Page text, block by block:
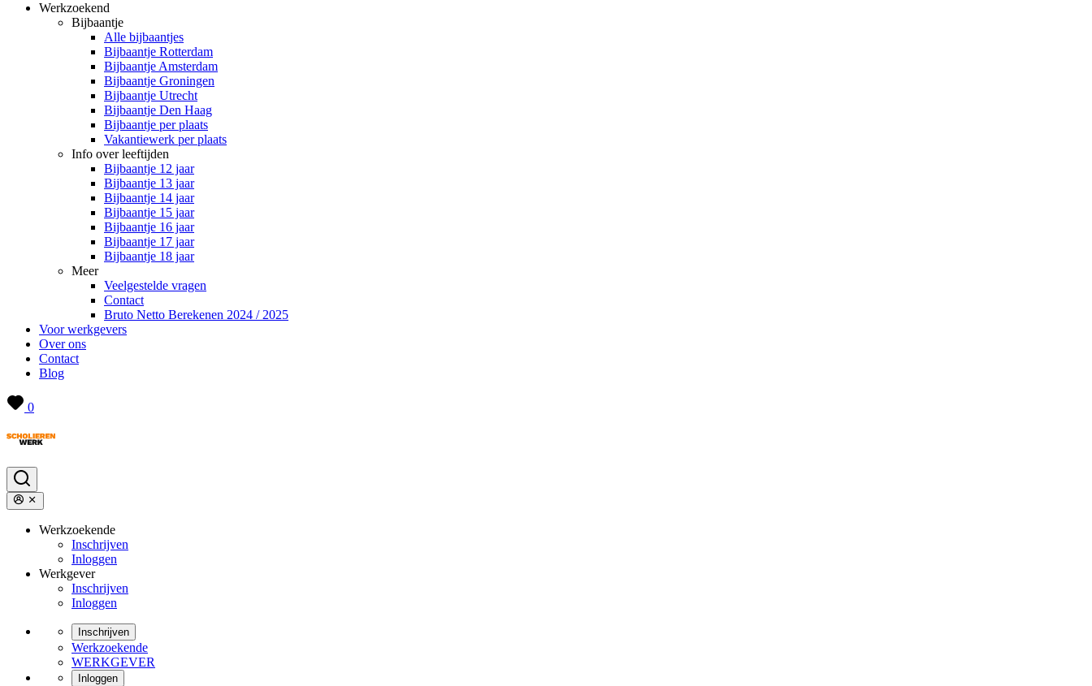
Werkzoekend
Bijbaantje
Alle bijbaantjes
Bijbaantje Rotterdam
Bijbaantje Amsterdam
Bijbaantje Groningen
Bijbaantje Utrecht
Bijbaantje Den Haag
Bijbaantje per plaats
Vakantiewerk per plaats
Info over leeftijden
Bijbaantje 12 jaar
Bijbaantje 13 jaar
Bijbaantje 14 jaar
Bijbaantje 15 jaar
Bijbaantje 16 jaar
Bijbaantje 17 jaar
Bijbaantje 18 jaar
Meer
Veelgestelde vragen
Contact
Bruto Netto Berekenen 2024 / 2025
Voor werkgevers
Over ons
Contact
Blog
0
Werkzoekende
Inschrijven
Inloggen
Werkgever
Inschrijven
Inloggen
Inschrijven
Werkzoekende
WERKGEVER
Inloggen